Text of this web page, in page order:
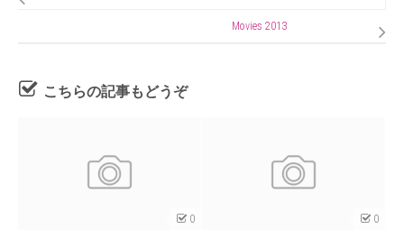
Movies 2013
こちらの記事もどうぞ
0 0